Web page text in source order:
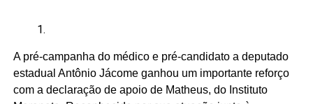
A pré-campanha do médico e pré-candidato a deputado
estadual Antônio Jácome ganhou um importante reforço
com a declaração de apoio de Matheus, do Instituto